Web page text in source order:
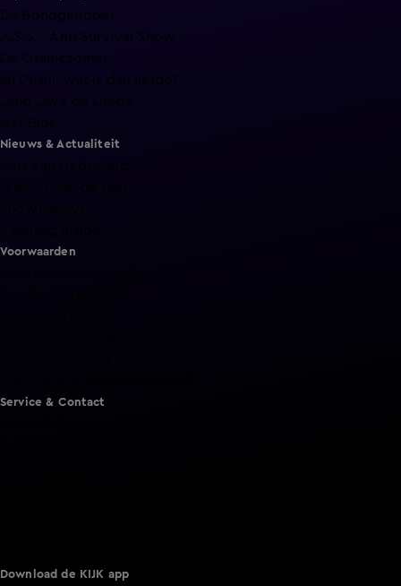
De Bondgenoten
A.S.S. - Anti Survival Show
De Oranjezomer
Mi Dushi: wat is dan liefde?
Nieuws & Actualiteit
Voorwaarden
Service & Contact
Download de KIJK app